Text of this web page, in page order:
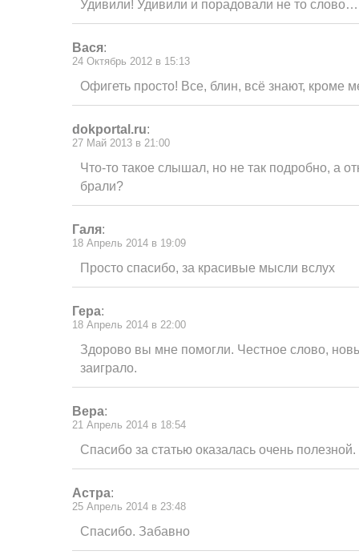
Удивили! Удивили и порадовали не то слово…
Вася:
24 Октябрь 2012 в 15:13
Офигеть просто! Все, блин, всё знают, кроме
dokportal.ru:
27 Май 2013 в 21:00
Что-то такое слышал, но не так подробно, а
брали?
Галя:
18 Апрель 2014 в 19:09
Просто спасибо, за красивые мысли вслух
Гера:
18 Апрель 2014 в 22:00
Здорово вы мне помогли. Честное слово,
заиграло.
Вера:
21 Апрель 2014 в 18:54
Спасибо за статью оказалась очень полезной.
Астра:
25 Апрель 2014 в 23:48
Спасибо. Забавно